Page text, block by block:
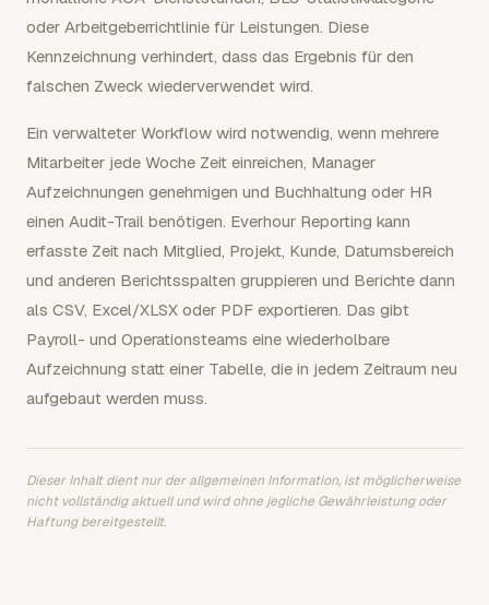
oder Arbeitgeberrichtlinie für Leistungen. Diese
Kennzeichnung verhindert, dass das Ergebnis für den
falschen Zweck wiederverwendet wird.
Ein verwalteter Workflow wird notwendig, wenn mehrere
Mitarbeiter jede Woche Zeit einreichen, Manager
Aufzeichnungen genehmigen und Buchhaltung oder HR
einen Audit-Trail benötigen. Everhour Reporting kann
erfasste Zeit nach Mitglied, Projekt, Kunde, Datumsbereich
und anderen Berichtsspalten gruppieren und Berichte dann
als CSV, Excel/XLSX oder PDF exportieren. Das gibt
Payroll- und Operationsteams eine wiederholbare
Aufzeichnung statt einer Tabelle, die in jedem Zeitraum neu
aufgebaut werden muss.
Dieser Inhalt dient nur der allgemeinen Information, ist möglicherweise
nicht vollständig aktuell und wird ohne jegliche Gewährleistung oder
Haftung bereitgestellt.